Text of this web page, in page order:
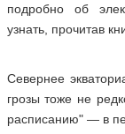
подробно об
узнать, прочитав
Севернее
грозы тоже не
расписанию" — в